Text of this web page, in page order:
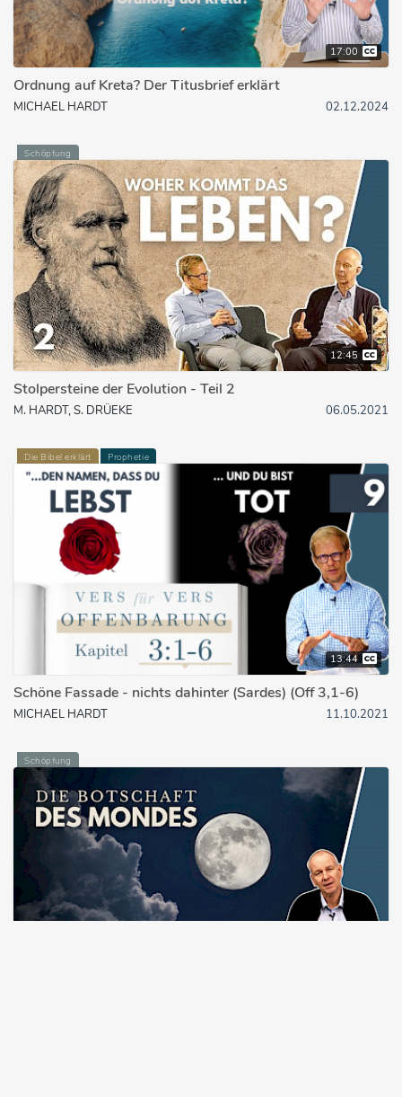
17:00
Ordnung auf Kreta? Der Titusbrief erklärt
MICHAEL HARDT 02.12.2024
Schöpfung
12:45
Stolpersteine der Evolution - Teil 2
M. HARDT, S. DRÜEKE 06.05.2021
Die Bibel erklärt Prophetie
13:44
Schöne Fassade - nichts dahinter (Sardes) (Off 3,1-6)
MICHAEL HARDT 11.10.2021
Schöpfung